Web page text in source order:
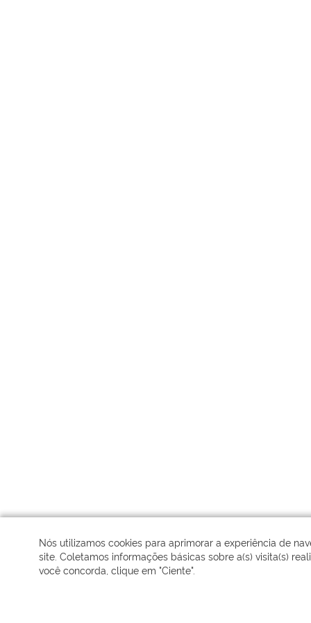
Nós utilizamos cookies para aprimorar a experiência de
site. Coletamos informações básicas sobre a(s) visita(s)
você concorda, clique em "Ciente".